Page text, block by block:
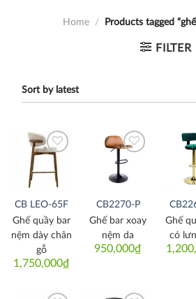
Home / Products tagged
FILTER
Thích
CB LEO-65F
1,750,000₫
Ghế quầy bar
nệm dày chân
gỗ
Thích
CB2270-P
950,000₫
Ghế bar xoay
nệm da
Ghế
có